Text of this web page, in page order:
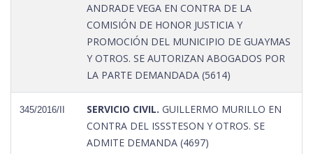
ANDRADE VEGA EN CONTRA DE LA
COMISIÓN DE HONOR JUSTICIA Y
PROMOCIÓN DEL MUNICIPIO DE GUAYMAS
Y OTROS. SE AUTORIZAN ABOGADOS POR
LA PARTE DEMANDADA (5614)
345/2016/II SERVICIO CIVIL. GUILLERMO MURILLO EN
CONTRA DEL ISSSTESON Y OTROS. SE
ADMITE DEMANDA (4697)